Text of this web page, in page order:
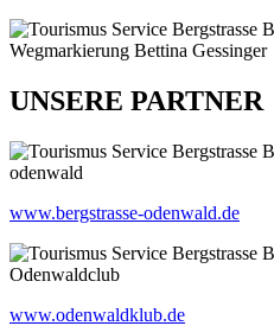
UNSERE PARTNER
www.bergstrasse-odenwald.de
www.odenwaldklub.de